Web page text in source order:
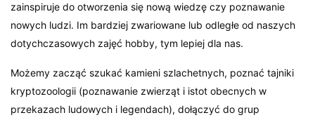
zainspiruje do otworzenia się nową wiedzę czy poznawanie
nowych ludzi. Im bardziej zwariowane lub odległe od naszych
dotychczasowych zajęć hobby, tym lepiej dla nas.
Możemy zacząć szukać kamieni szlachetnych, poznać tajniki
kryptozoologii (poznawanie zwierząt i istot obecnych w
przekazach ludowych i legendach), dołączyć do grup